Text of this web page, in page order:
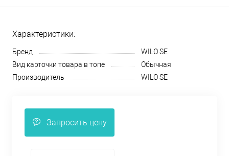
Характеристики:
Бренд
WILO SE
Вид карточки товара в топе
Обычная
Производитель
WILO SE
Запросить цену